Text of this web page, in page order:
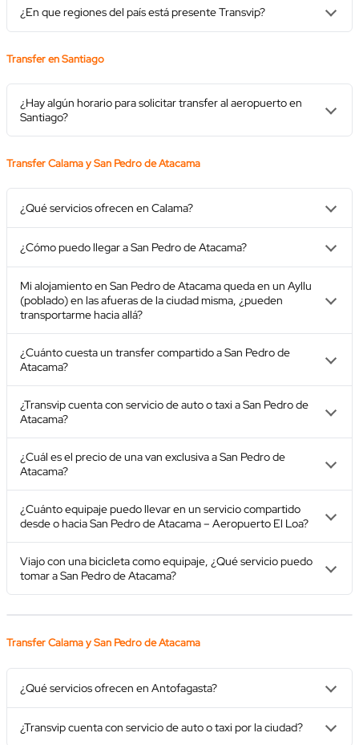
¿En que regiones del país está presente Transvip?
Transfer en Santiago
¿Hay algún horario para solicitar transfer al aeropuerto en
Santiago?
Transfer Calama y San Pedro de Atacama
¿Qué servicios ofrecen en Calama?
¿Cómo puedo llegar a San Pedro de Atacama?
Mi alojamiento en San Pedro de Atacama queda en un Ayllu
(poblado) en las afueras de la ciudad misma, ¿pueden
transportarme hacia allá?
¿Cuánto cuesta un transfer compartido a San Pedro de
Atacama?
¿Transvip cuenta con servicio de auto o taxi a San Pedro de
Atacama?
¿Cuál es el precio de una van exclusiva a San Pedro de
Atacama?
¿Cuánto equipaje puedo llevar en un servicio compartido
desde o hacia San Pedro de Atacama – Aeropuerto El Loa?
Viajo con una bicicleta como equipaje, ¿Qué servicio puedo
tomar a San Pedro de Atacama?
Transfer Calama y San Pedro de Atacama
¿Qué servicios ofrecen en Antofagasta?
¿Transvip cuenta con servicio de auto o taxi por la ciudad?